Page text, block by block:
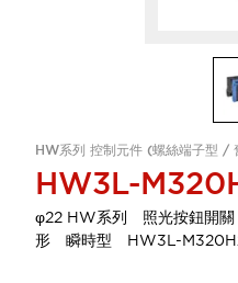
HW系列 控制元件 (螺絲端子型 /
HW3L-
φ22 HW系列 照光按鈕開
形 瞬時型 HW3L-